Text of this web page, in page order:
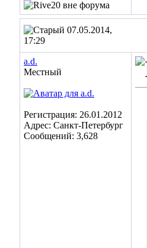
07.05.2014,
17:29
a.d.
Местный
Регистрация: 26.01.2012
Адрес: Санкт-Петербург
Сообщений: 3,628